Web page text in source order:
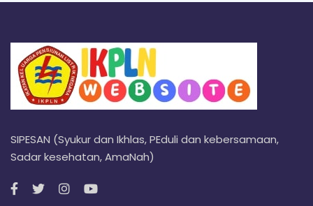
SIPESAN (Syukur dan Ikhlas, PEduli dan kebersamaan,
Sadar kesehatan, AmaNah)